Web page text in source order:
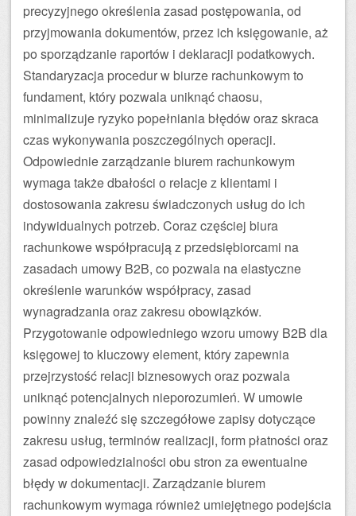
precyzyjnego określenia zasad postępowania, od
przyjmowania dokumentów, przez ich księgowanie, aż
po sporządzanie raportów i deklaracji podatkowych.
Standaryzacja procedur w biurze rachunkowym to
fundament, który pozwala uniknąć chaosu,
minimalizuje ryzyko popełniania błędów oraz skraca
czas wykonywania poszczególnych operacji.
Odpowiednie zarządzanie biurem rachunkowym
wymaga także dbałości o relacje z klientami i
dostosowania zakresu świadczonych usług do ich
indywidualnych potrzeb. Coraz częściej biura
rachunkowe współpracują z przedsiębiorcami na
zasadach umowy B2B, co pozwala na elastyczne
określenie warunków współpracy, zasad
wynagradzania oraz zakresu obowiązków.
Przygotowanie odpowiedniego wzoru umowy B2B dla
księgowej to kluczowy element, który zapewnia
przejrzystość relacji biznesowych oraz pozwala
uniknąć potencjalnych nieporozumień. W umowie
powinny znaleźć się szczegółowe zapisy dotyczące
zakresu usług, terminów realizacji, form płatności oraz
zasad odpowiedzialności obu stron za ewentualne
błędy w dokumentacji. Zarządzanie biurem
rachunkowym wymaga również umiejętnego podejścia